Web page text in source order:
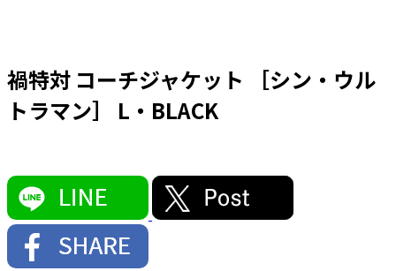
禍特対 コーチジャケット ［シン・ウル
トラマン］ L・BLACK